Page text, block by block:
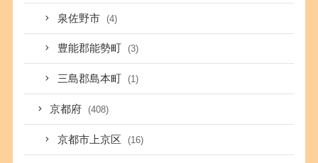
泉佐野市 (4)
豊能郡能勢町 (3)
三島郡島本町 (1)
京都府 (408)
京都市上京区 (16)